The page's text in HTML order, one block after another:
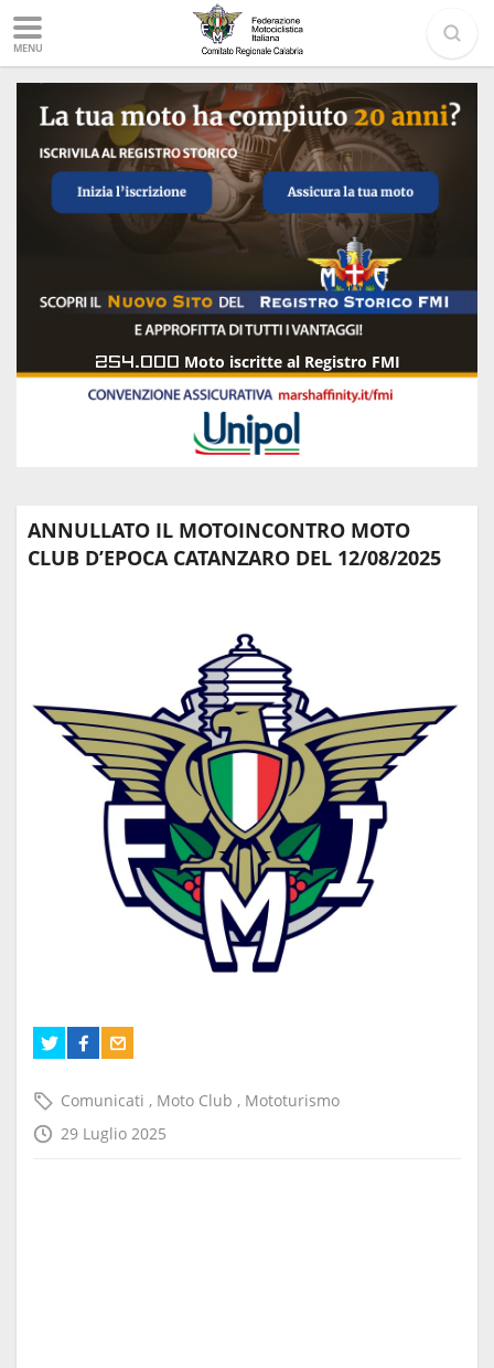
MENU
254.000 Moto iscritte al Registro FMI
ANNULLATO IL MOTOINCONTRO MOTO
CLUB D’EPOCA CATANZARO DEL 12/08/2025
Comunicati , Moto Club , Mototurismo
29 Luglio 2025